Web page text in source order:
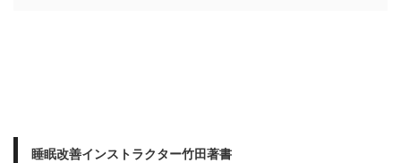
睡眠改善インストラクター竹田著書